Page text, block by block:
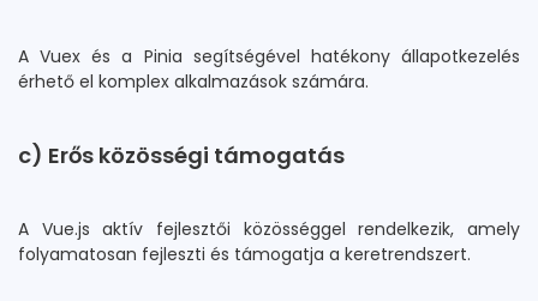
A Vuex és a Pinia segítségével hatékony állapotkezelés
érhető el komplex alkalmazások számára.
c) Erős közösségi támogatás
A Vue.js aktív fejlesztői közösséggel rendelkezik, amely
folyamatosan fejleszti és támogatja a keretrendszert.